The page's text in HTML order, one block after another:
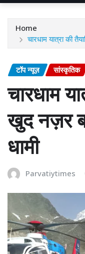
Home
चारधाम यात्रा की
टॉप न्यूज़ सांस्कृतिक
चारधाम
खुद नज़र
धामी
Parvatiytimes